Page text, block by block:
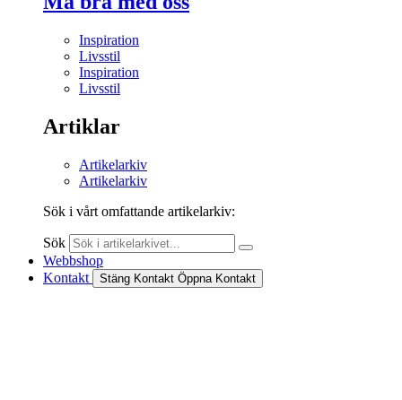
Inspiration
Livsstil
Inspiration
Livsstil
Artiklar
Artikelarkiv
Artikelarkiv
Sök i vårt omfattande artikelarkiv:
Sök
Webbshop
Kontakt
Stäng Kontakt Öppna Kontakt